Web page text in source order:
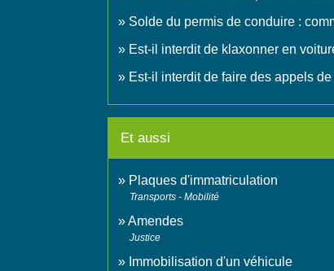
Solde du permis de conduire :
Est-il interdit de klaxonner en
Est-il interdit de faire des appels
Et aussi
Plaques d'immatriculation
Transports - Mobilité
Amendes
Justice
Immobilisation d'un véhicule